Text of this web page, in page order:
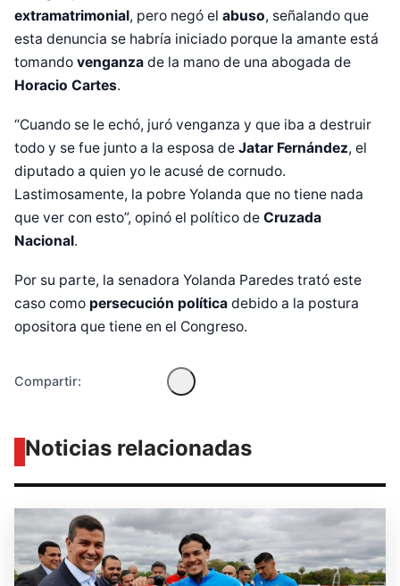
extramatrimonial, pero negó el abuso, señalando que
esta denuncia se habría iniciado porque la amante está
tomando venganza de la mano de una abogada de
Horacio Cartes.
“Cuando se le echó, juró venganza y que iba a destruir
todo y se fue junto a la esposa de Jatar Fernández, el
diputado a quien yo le acusé de cornudo.
Lastimosamente, la pobre Yolanda que no tiene nada
que ver con esto”, opinó el político de Cruzada
Nacional.
Por su parte, la senadora Yolanda Paredes trató este
caso como persecución política debido a la postura
opositora que tiene en el Congreso.
Compartir:
Noticias relacionadas